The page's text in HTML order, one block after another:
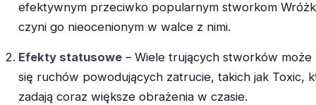
efektywnym przeciwko popularnym stworkom
czyni go nieocenionym w walce z nimi.
Efekty statusowe – Wiele trujących stworków może
się ruchów powodujących zatrucie, takich jak Toxic,
zadają coraz większe obrażenia w czasie.